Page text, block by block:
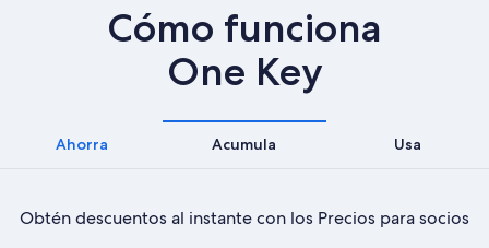
Cómo funciona
One Key
Ahorra Acumula Usa
Obtén descuentos al instante con los Precios para socios